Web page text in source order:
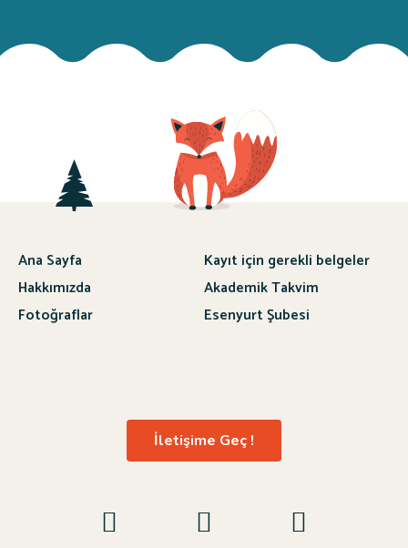
Ana Sayfa
Hakkımızda
Fotoğraflar
Kayıt için gerekli belgeler
Akademik Takvim
Esenyurt Şubesi
İletişime Geç !